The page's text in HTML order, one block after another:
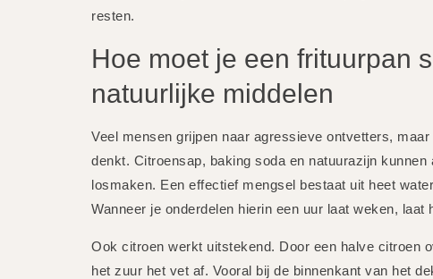
resten.
Hoe moet je een frituurpan
natuurlijke middelen
Veel mensen grijpen naar agressieve ontvetters,
denkt. Citroensap, baking soda en natuurazijn
losmaken. Een effectief mengsel bestaat uit heet
Wanneer je onderdelen hierin een uur laat weken, laat
Ook citroen werkt uitstekend. Door een halve citroen
het zuur het vet af. Vooral bij de binnenkant van het